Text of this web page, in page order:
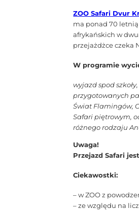
ZOO Safari Dvur
ma ponad 70
afrykańskich w
przejażdżce czeka
W programie
wyjazd spod
przygotowanych
Świat Flamingów,
Safari piętrowym,
różnego rodzaju
Uwaga!
Przejazd Safari
Ciekawostki:
– w ZOO z
– ze względu na